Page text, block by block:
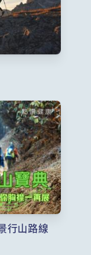
行山路線